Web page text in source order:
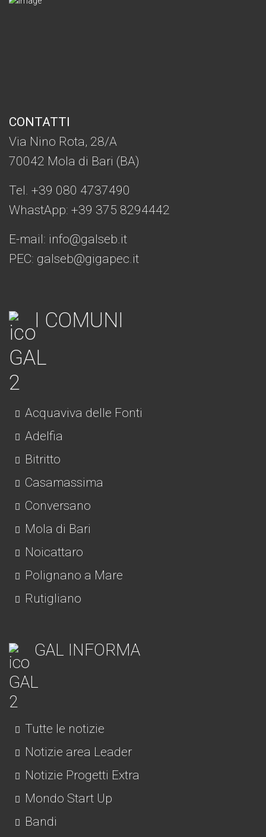
CONTATTI
Via Nino Rota, 28/A
70042 Mola di Bari (BA)
Tel. +39 080 4737490
WhastApp: +39 375 8294442
E-mail: info@galseb.it
PEC: galseb@gigapec.it
I COMUNI
Acquaviva delle Fonti
Adelfia
Bitritto
Casamassima
Conversano
Mola di Bari
Noicattaro
Polignano a Mare
Rutigliano
GAL INFORMA
Tutte le notizie
Notizie area Leader
Notizie Progetti Extra
Mondo Start Up
Bandi